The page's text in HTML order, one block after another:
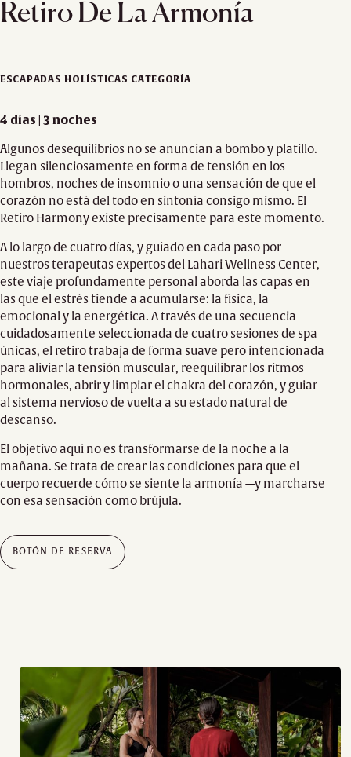
Retiro De La Armonía
ESCAPADAS HOLÍSTICAS CATEGORÍA
4 días | 3 noches
Algunos desequilibrios no se anuncian a bombo y platillo.
Llegan silenciosamente en forma de tensión en los
hombros, noches de insomnio o una sensación de que el
corazón no está del todo en sintonía consigo mismo. El
Retiro Harmony existe precisamente para este momento.
A lo largo de cuatro días, y guiado en cada paso por
nuestros terapeutas expertos del Lahari Wellness Center,
este viaje profundamente personal aborda las capas en
las que el estrés tiende a acumularse: la física, la
emocional y la energética. A través de una secuencia
cuidadosamente seleccionada de cuatro sesiones de spa
únicas, el retiro trabaja de forma suave pero intencionada
para aliviar la tensión muscular, reequilibrar los ritmos
hormonales, abrir y limpiar el chakra del corazón, y guiar
al sistema nervioso de vuelta a su estado natural de
descanso.
El objetivo aquí no es transformarse de la noche a la
mañana. Se trata de crear las condiciones para que el
cuerpo recuerde cómo se siente la armonía —y marcharse
con esa sensación como brújula.
BOTÓN DE RESERVA